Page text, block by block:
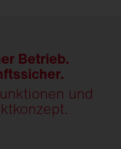
Betrieb.
und